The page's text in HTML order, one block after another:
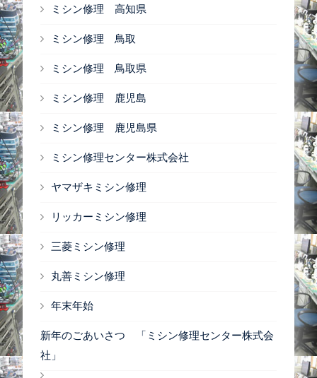
ミシン修理 高知県
ミシン修理 鳥取
ミシン修理 鳥取県
ミシン修理 鹿児島
ミシン修理 鹿児島県
ミシン修理センター株式会社
ヤマザキミシン修理
リッカーミシン修理
三菱ミシン修理
丸善ミシン修理
年末年始
新年のごあいさつ 「ミシン修理センター株式会
社」